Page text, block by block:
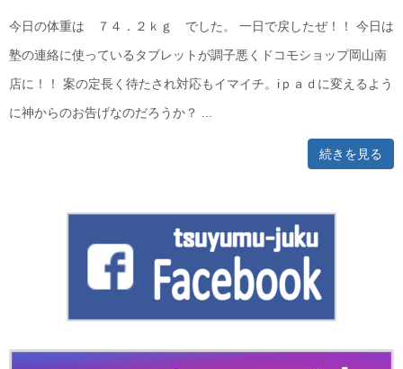
今日の体重は ７４．２ｋｇ でした。 一日で戻したぜ！！ 今日は
塾の連絡に使っているタブレットが調子悪くドコモショップ岡山南
店に！！ 案の定長く待たされ対応もイマイチ。iｐａｄに変えるよう
に神からのお告げなのだろうか？ ...
続きを見る